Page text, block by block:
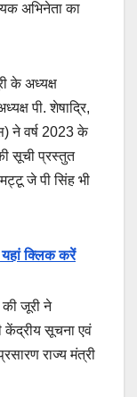
अभिनेता का
के अध्यक्ष
पी. शेषाद्रि,
ने वर्ष 2023 के
सूची प्रस्तुत
जे पी सिंह भी
क्लिक करें
की जूरी ने
सूचना एवं
राज्य मंत्री